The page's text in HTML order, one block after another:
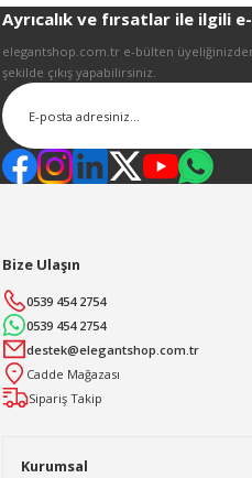
Ayrıcalık ve fırsatlar ile ilgili
elegantshop.com.tr e-bülten
şekilde çıkış yapabilirsiniz.
Kurumsal
Bize Ulaşın
0539 454 2754
0539 454 2754
destek@elegantshop.com.tr
Cadde Mağazası
Sipariş Takip